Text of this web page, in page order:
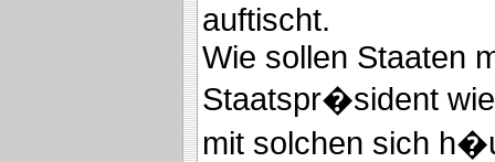
auftischt.
Wie sollen Staaten
Staatspr�sident
mit solchen sich